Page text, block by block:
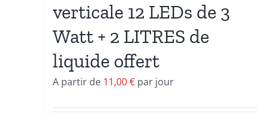
verticale 12 LEDs de 3
Watt + 2 LITRES de
liquide offert
A partir de 11,00€ par jour